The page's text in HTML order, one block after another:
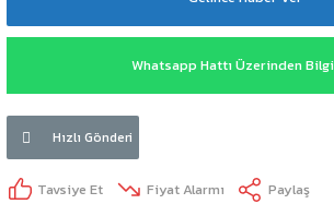
Whatsapp Hattı Üzerinden Bilgi
Hızlı Gönderi
Tavsiye Et Fiyat Alarmı Paylaş